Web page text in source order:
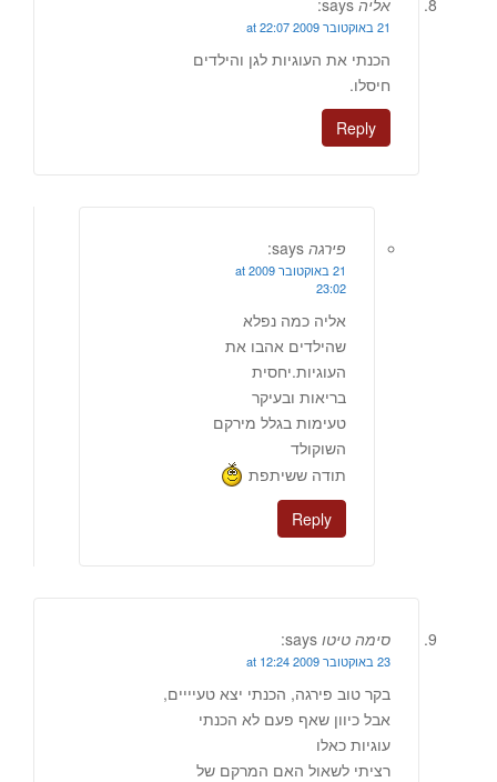
אליה says:
21 באוקטובר 2009 at 22:07
הכנתי את העוגיות לגן והילדים
חיסלו.
Reply
פירגה says:
21 באוקטובר 2009 at
23:02
אליה כמה נפלא
שהילדים אהבו את
העוגיות.יחסית
בריאות ובעיקר
טעימות בגלל מירקם
השוקולד
תודה ששיתפת
Reply
סימה טיטו says:
23 באוקטובר 2009 at 12:24
בקר טוב פירגה, הכנתי יצא טעיייים,
אבל כיוון שאף פעם לא הכנתי
עוגיות כאלו
רציתי לשאול האם המרקם של